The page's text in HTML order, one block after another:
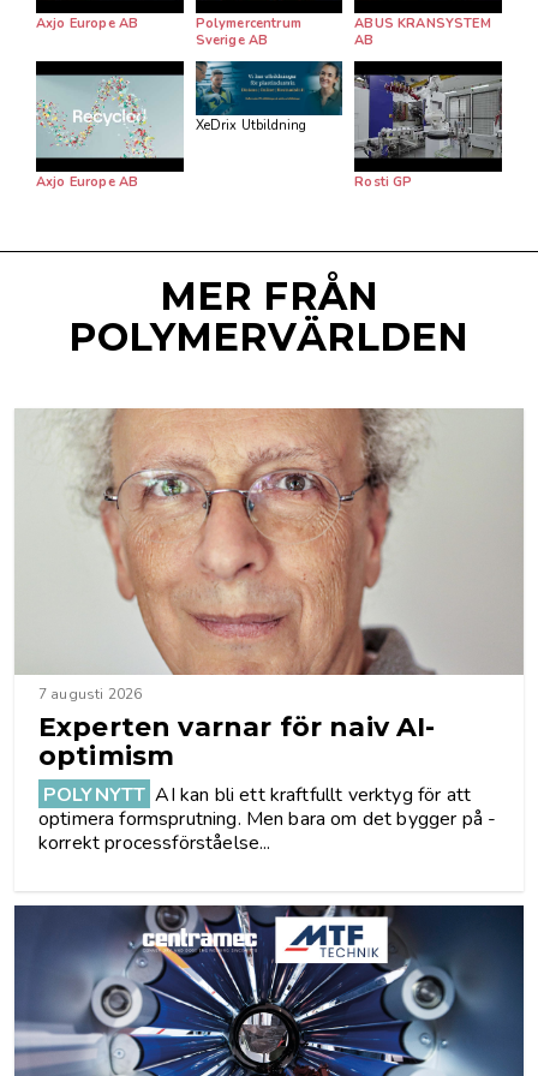
Axjo Europe AB
Polymercentrum
Sverige AB
ABUS KRANSYSTEM
AB
Axjo Europe AB
XeDrix Utbildning
Rosti GP
MER FRÅN
POLYMERVÄRLDEN
7 augusti 2026
Experten varnar för naiv AI-
optimism
POLYNYTT AI kan bli ett kraftfullt verktyg för att
optimera formsprutning. Men bara om det bygger på ­
korrekt processförståelse...